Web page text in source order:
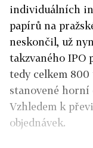
individuálních
papírů na
neskončil, už
takzvaného IPO
tedy celkem
stanovené horní
Vzhledem k
objednávek.